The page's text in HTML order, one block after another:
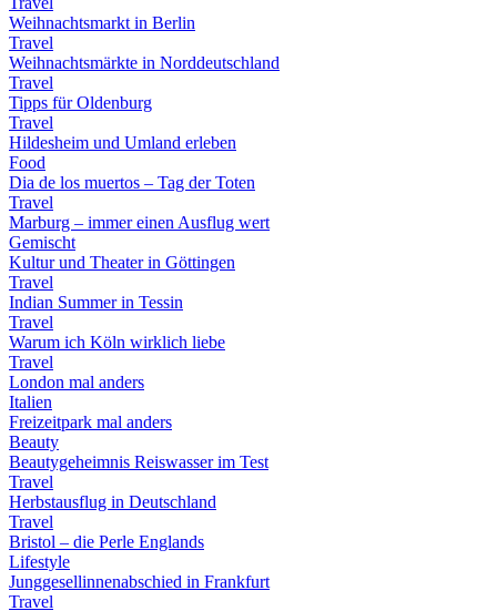
Weihnachtsmarkt in Berlin
Travel
Weihnachtsmärkte in Norddeutschland
Travel
Tipps für Oldenburg
Travel
Hildesheim und Umland erleben
Food
Dia de los muertos – Tag der Toten
Travel
Marburg – immer einen Ausflug wert
Gemischt
Kultur und Theater in Göttingen
Travel
Indian Summer in Tessin
Travel
Warum ich Köln wirklich liebe
Travel
London mal anders
Italien
Freizeitpark mal anders
Beauty
Beautygeheimnis Reiswasser im Test
Travel
Herbstausflug in Deutschland
Travel
Bristol – die Perle Englands
Lifestyle
Junggesellinnenabschied in Frankfurt
Travel